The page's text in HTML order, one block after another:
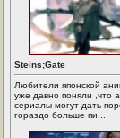
Steins;Gate
Любители японской
уже давно поняли ,что
сериалы могут дать
гораздо больше пи...